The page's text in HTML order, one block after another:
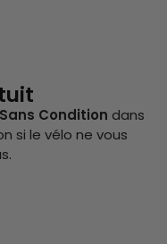
Condition dans
si le vélo ne vous